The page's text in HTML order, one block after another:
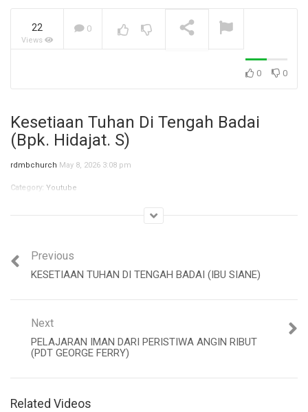
Jangan Biarkan Masa Lalu,
Depanmu! (Ibu Siane)
22
Views
0
0 0
Kesetiaan Tuhan Di Tengah Badai
(Bpk. Hidajat. S)
rdmbchurch May 8, 2026 3:08 pm
Category: Youtube
Previous
KESETIAAN TUHAN DI TENGAH BADAI (IBU SIANE)
Next
PELAJARAN IMAN DARI PERISTIWA ANGIN RIBUT
(PDT GEORGE FERRY)
Related Videos